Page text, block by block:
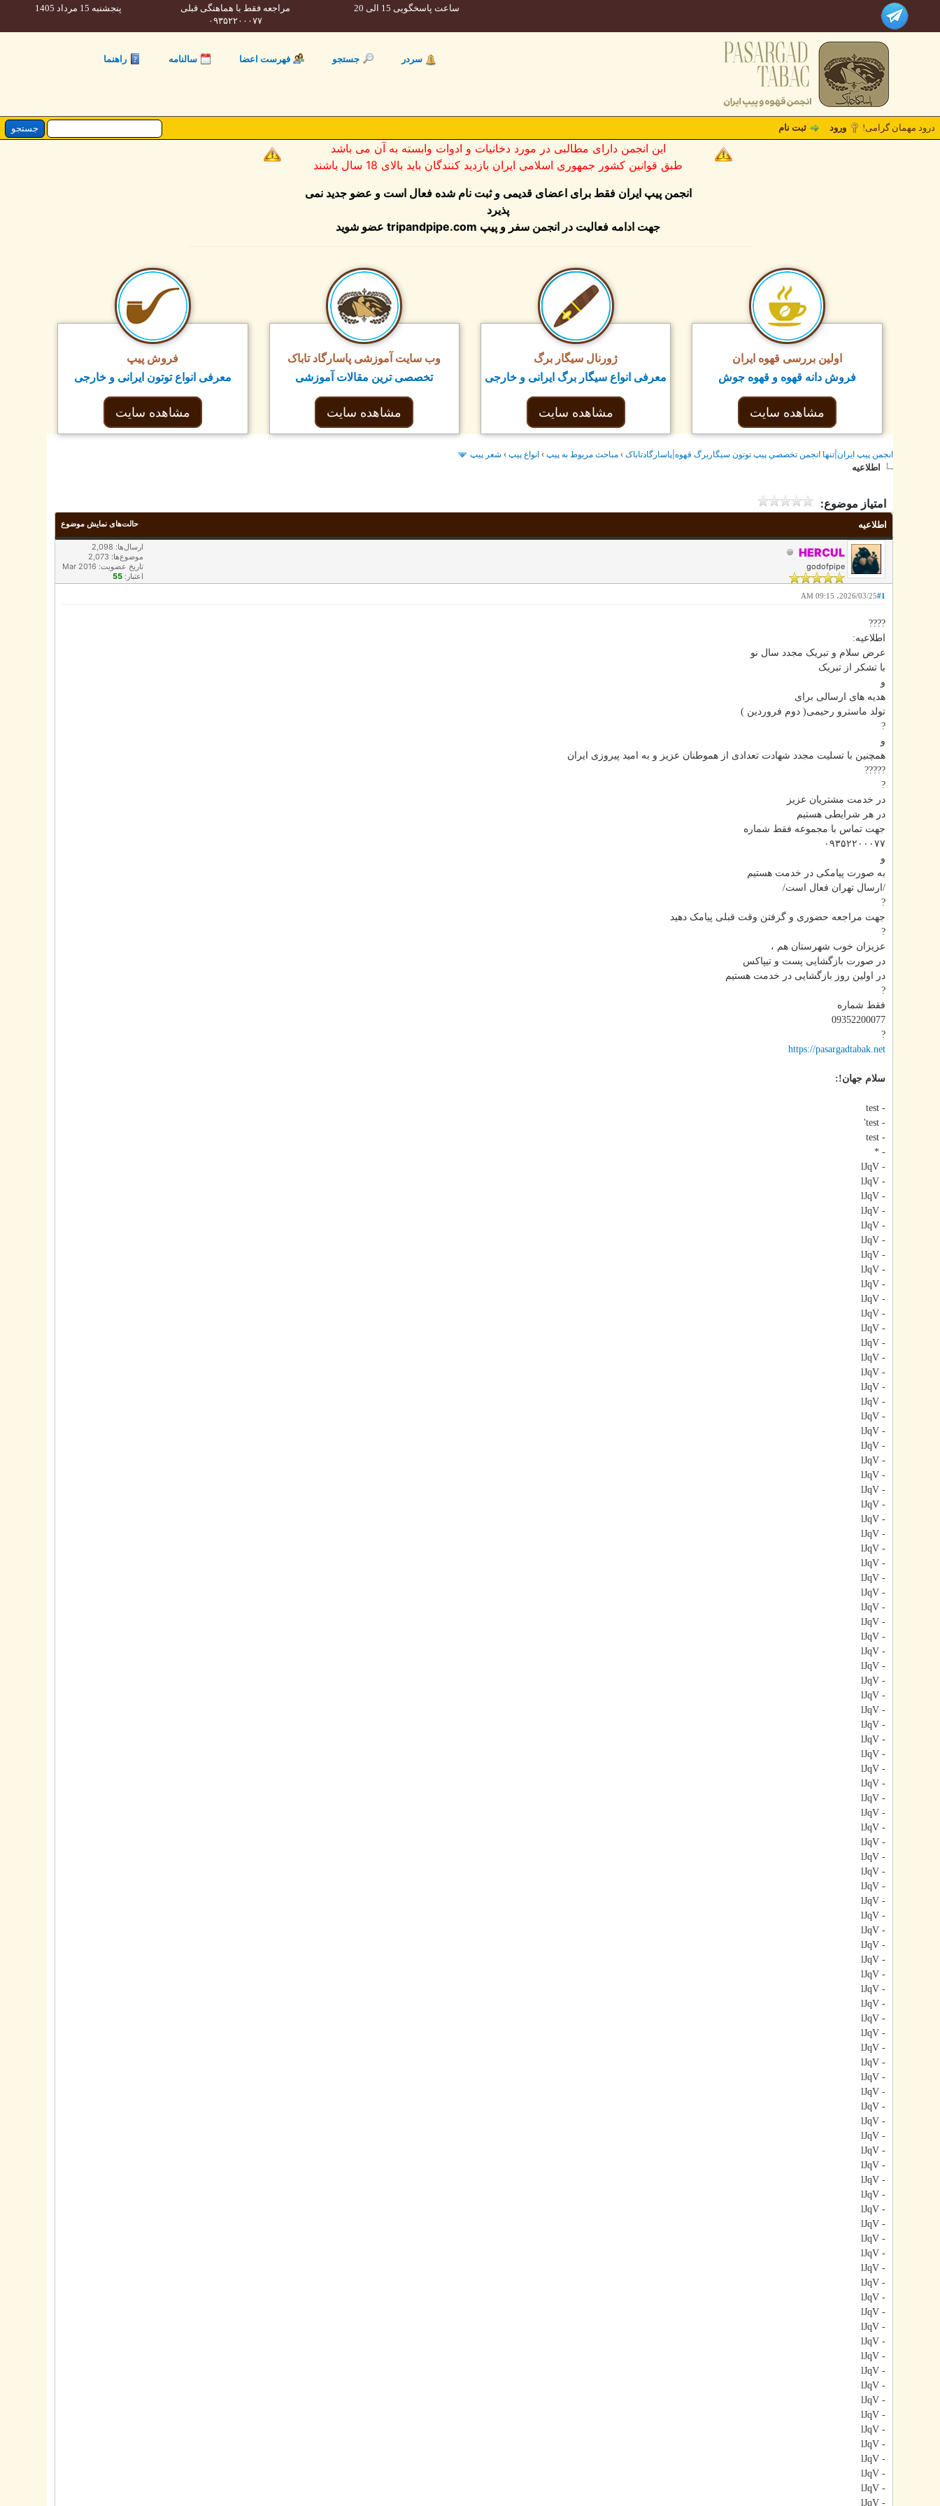
پنجشنبه 15 مرداد 1405
مراجعه فقط با هماهنگی قبلی
۰۹۳۵۲۲۰۰۰۷۷
ساعت پاسخگویی 15 الی 20
سردر جستجو فهرست اعضا سالنامه راهنما
درود مهمان گرامی! ورود ثبت نام
این انجمن دارای مطالبی در مورد دخانیات و ادوات وابسته به آن می باشد
طبق قوانین کشور جمهوری اسلامی ایران بازدید کنندگان باید بالای 18 سال باشند
انجمن پیپ ایران فقط برای اعضای قدیمی و ثبت نام شده فعال است و عضو جدید نمی
پذیرد
جهت ادامه فعالیت در انجمن سفر و پیپ tripandpipe.comعضو شوید
اولین بررسی قهوه ایران
فروش دانه قهوه و قهوه جوش
مشاهده سایت
ژورنال سیگار برگ
معرفی انواع سیگار برگ ایرانی و خارجی
مشاهده سایت
وب سایت آموزشی پاسارگاد تاباک
تخصصی ترین مقالات آموزشی
مشاهده سایت
فروش پیپ
معرفی انواع توتون ایرانی و خارجی
مشاهده سایت
انجمن پيپ ايران|تنها انجمن تخصصي پيپ توتون سيگاربرگ قهوه|پاسارگادتاباک ›مباحث مربوط به پيپ ›انواع پيپ › شعر پیپ
اطلاعیه
امتیاز موضوع:
حالت‌های نمایش موضوع اطلاعیه
HERCUL
godofpipe
ارسال‌ها: 2,098
موضوع‌ها: 2,073
تاریخ عضویت: Mar 2016
اعتبار:55
#12026/03/25، 09:15 AM
????️
اطلاعیه:
عرض سلام و تبریک مجدد سال نو
با تشکر از تبریک
و
هدیه های ارسالی برای
تولد ماسترو رحیمی( دوم فروردین )
?
و
همچنین با تسلیت مجدد شهادت تعدادی از هموطنان عزیز و به امید پیروزی ایران
?????
?
در خدمت مشتریان عزیز
در هر شرایطی هستیم
جهت تماس با مجموعه فقط شماره
۰۹۳۵۲۲۰۰۰۷۷
و
به صورت پیامکی در خدمت هستیم
/ارسال تهران فعال است/
?
جهت مراجعه حضوری و گرفتن وقت قبلی پیامک دهید
?
عزیزان خوب شهرستان هم ،
در صورت بازگشایی پست و تیپاکس
در اولین روز بازگشایی در خدمت هستیم
?
فقط شماره
09352200077
?
https://pasargadtabak.net
سلام جهان!:
- test
- test'
- test
- *
- lJqV
- lJqV
- lJqV
- lJqV
- lJqV
- lJqV
- lJqV
- lJqV
- lJqV
- lJqV
- lJqV
- lJqV
- lJqV
- lJqV
- lJqV
- lJqV
- lJqV
- lJqV
- lJqV
- lJqV
- lJqV
- lJqV
- lJqV
- lJqV
- lJqV
- lJqV
- lJqV
- lJqV
- lJqV
- lJqV
- lJqV
- lJqV
- lJqV
- lJqV
- lJqV
- lJqV
- lJqV
- lJqV
- lJqV
- lJqV
- lJqV
- lJqV
- lJqV
- lJqV
- lJqV
- lJqV
- lJqV
- lJqV
- lJqV
- lJqV
- lJqV
- lJqV
- lJqV
- lJqV
- lJqV
- lJqV
- lJqV
- lJqV
- lJqV
- lJqV
- lJqV
- lJqV
- lJqV
- lJqV
- lJqV
- lJqV
- lJqV
- lJqV
- lJqV
- lJqV
- lJqV
- lJqV
- lJqV
- lJqV
- lJqV
- lJqV
- lJqV
- lJqV
- lJqV
- lJqV
- lJqV
- lJqV
- lJqV
- lJqV
- lJqV
- lJqV
- lJqV
- lJqV
- lJqV
- lJqV
- lJqV
- lJqV